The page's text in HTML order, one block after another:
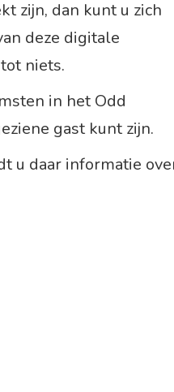
zijn, dan kunt u zich
deze digitale
niets.
in het Odd
gast kunt zijn.
u daar informatie